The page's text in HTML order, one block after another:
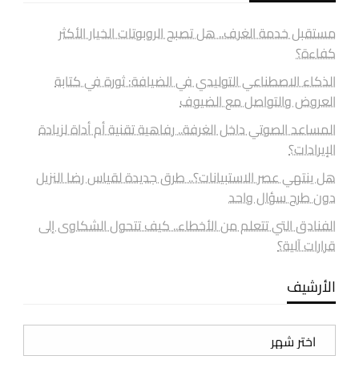
مستقبل خدمة الغرف.. هل تصبح الروبوتات الخيار الأكثر
كفاءة؟
الذكاء الاصطناعي التوليدي في الضيافة: ثورة في كتابة
العروض والتواصل مع الضيوف
المساعد الصوتي داخل الغرفة.. رفاهية تقنية أم أداة لزيادة
الإيرادات؟
هل ينتهي عصر الاستبيانات؟.. طرق جديدة لقياس رضا النزيل
دون طرح سؤال واحد
الفنادق التي تتعلم من الأخطاء.. كيف تتحول الشكاوى إلى
قرارات آلية؟
الأرشيف
الأرشيف